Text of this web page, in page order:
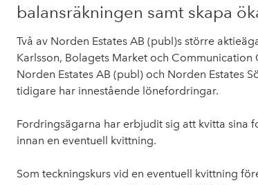
balansräkningen samt skapa
Två av Norden Estates AB (publ)s större
Karlsson, Bolagets Market och
Norden Estates AB (publ) och Norden Estates
tidigare har innestående lönefordringar.
Fordringsägarna har erbjudit sig att kvitta sina
innan en eventuell kvittning.
Som teckningskurs vid en eventuell kvittning